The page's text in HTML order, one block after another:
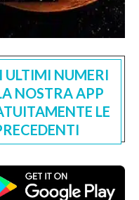
ULTIMI NUMERI
NOSTRA APP
LE